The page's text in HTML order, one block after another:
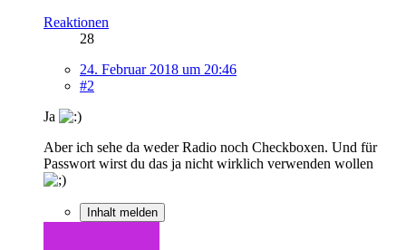
Reaktionen
28
24. Februar 2018 um 20:46
#2
Ja
Aber ich sehe da weder Radio noch Checkboxen. Und für
Passwort wirst du das ja nicht wirklich verwenden wollen
Inhalt melden